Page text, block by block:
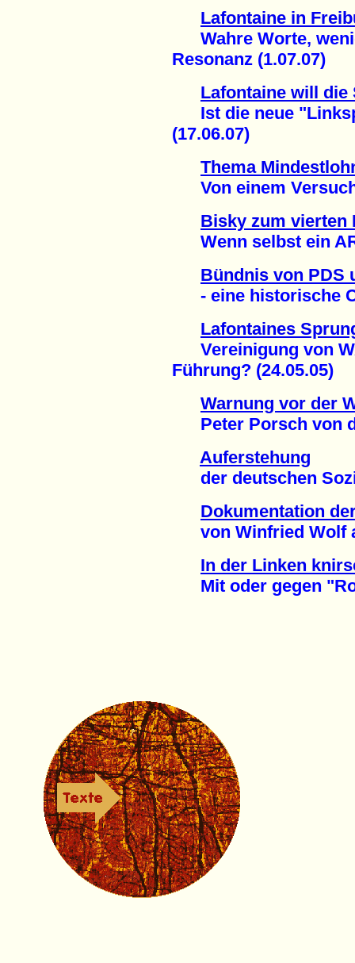
Lafontaine in
Wahre Worte,
Resonanz (1.07.07)
Lafontaine will die
Ist die neue
(17.06.07)
Thema
Von einem
Bisky zum vierten
Wenn selbst ein
Bündnis von PDS
- eine historische
Lafontaines
Vereinigung von
Führung? (24.05.05)
Warnung vor der
Peter Porsch von
Auferstehung
der deutschen
Dokumentation
von Winfried Wolf
In der Linken
Mit oder gegen